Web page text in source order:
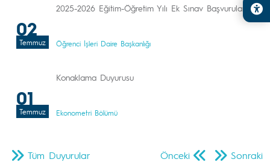
02
Temmuz
2025-2026 Eğitim-Öğretim Yılı Ek Sınav Başvuruları
Öğrenci İşleri Daire Başkanlığı
01
Temmuz
Konaklama Duyurusu
Ekonometri Bölümü
Önceki Sonraki
Tüm Duyurular